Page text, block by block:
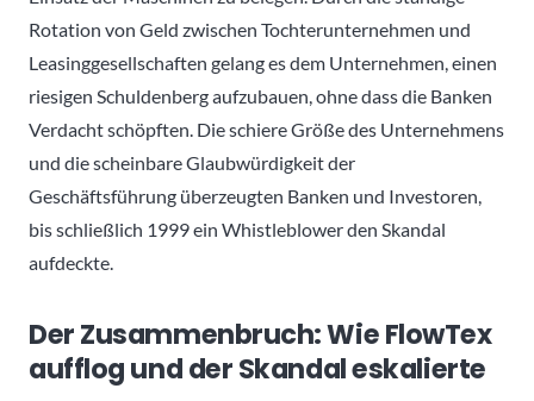
Rotation von Geld zwischen Tochterunternehmen und
Leasinggesellschaften gelang es dem Unternehmen, einen
riesigen Schuldenberg aufzubauen, ohne dass die Banken
Verdacht schöpften. Die schiere Größe des Unternehmens
und die scheinbare Glaubwürdigkeit der
Geschäftsführung überzeugten Banken und Investoren,
bis schließlich 1999 ein Whistleblower den Skandal
aufdeckte.
Der Zusammenbruch: Wie FlowTex
aufflog und der Skandal eskalierte